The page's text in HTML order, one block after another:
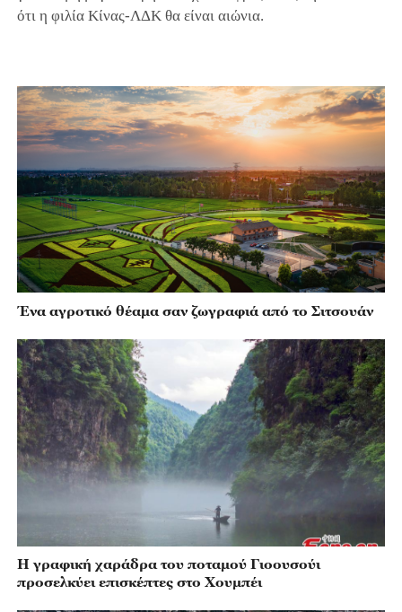
ότι η φιλία Κίνας-ΛΔΚ θα είναι αιώνια.
Ένα αγροτικό θέαμα σαν ζωγραφιά από το Σιτσουάν
Η γραφική χαράδρα του ποταμού Γιοουσούι
προσελκύει επισκέπτες στο Χουμπέι